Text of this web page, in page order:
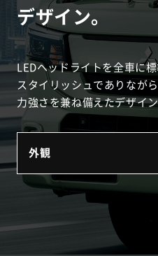
デザイン。
LEDヘッドライトを全車に
スタイリッシュでありながら
力強さを兼ね備えたデザイ
外観